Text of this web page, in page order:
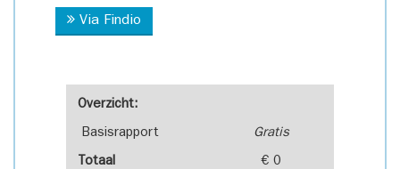
Overzicht:
Basisrapport Gratis
Totaal € 0
Via Findio